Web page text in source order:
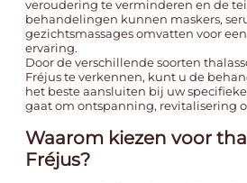
veroudering te verminderen en de
behandelingen kunnen maskers,
gezichtsmassages omvatten voor
ervaring.
Door de verschillende soorten
Fréjus te verkennen, kunt u de
het beste aansluiten bij uw
gaat om ontspanning, revitalisering
Waarom kiezen voor
Fréjus?